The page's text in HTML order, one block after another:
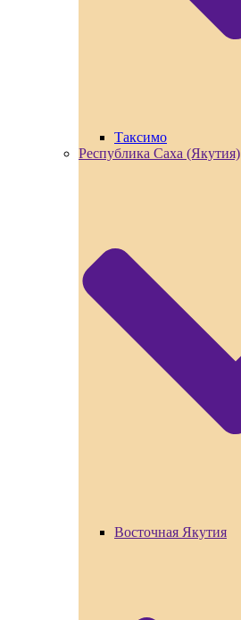
Таксимо
Республика Саха (Якутия)
Восточная Якутия